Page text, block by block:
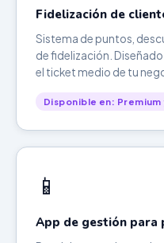
Fidelización de
Sistema de puntos,
de fidelización.
el ticket medio de tu
Disponible en: Premium
📱
App de gestión